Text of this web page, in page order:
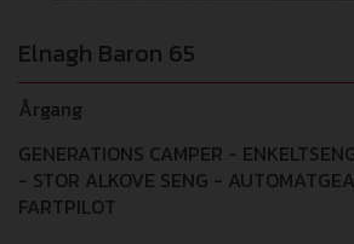
Elnagh Baron 65
Årgang
GENERATIONS CAMPER -
- STOR ALKOVE SENG -
FARTPILOT